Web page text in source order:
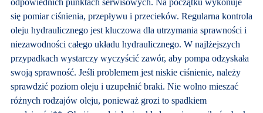
odpowiednich punktach serwisowych. Na początku wykonuje
się pomiar ciśnienia, przepływu i przecieków. Regularna kontrola
oleju hydraulicznego jest kluczowa dla utrzymania sprawności i
niezawodności całego układu hydraulicznego. W najlżejszych
przypadkach wystarczy wyczyścić zawór, aby pompa odzyskała
swoją sprawność. Jeśli problemem jest niskie ciśnienie, należy
sprawdzić poziom oleju i uzupełnić braki. Nie wolno mieszać
różnych rodzajów oleju, ponieważ grozi to spadkiem